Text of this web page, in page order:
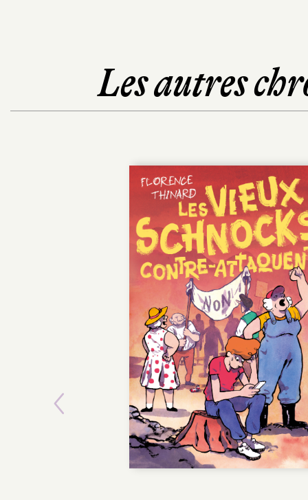
Les autres
Previous